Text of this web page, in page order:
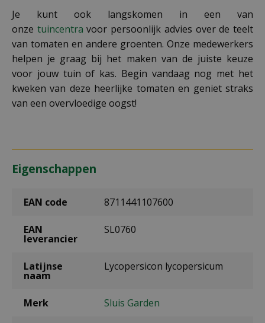
Je kunt ook langskomen in een van
onze tuincentra voor persoonlijk advies over de teelt
van tomaten en andere groenten. Onze medewerkers
helpen je graag bij het maken van de juiste keuze
voor jouw tuin of kas. Begin vandaag nog met het
kweken van deze heerlijke tomaten en geniet straks
van een overvloedige oogst!
Eigenschappen
EAN code 8711441107600
EAN
leverancier
SL0760
Latijnse
naam
Lycopersicon lycopersicum
Merk Sluis Garden